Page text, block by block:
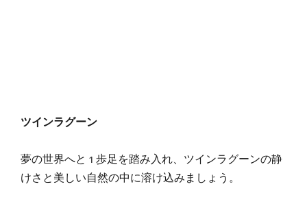
ツインラグーン
夢の世界へと 1 歩足を踏み入れ、ツインラグーンの静
けさと美しい自然の中に溶け込みましょう。